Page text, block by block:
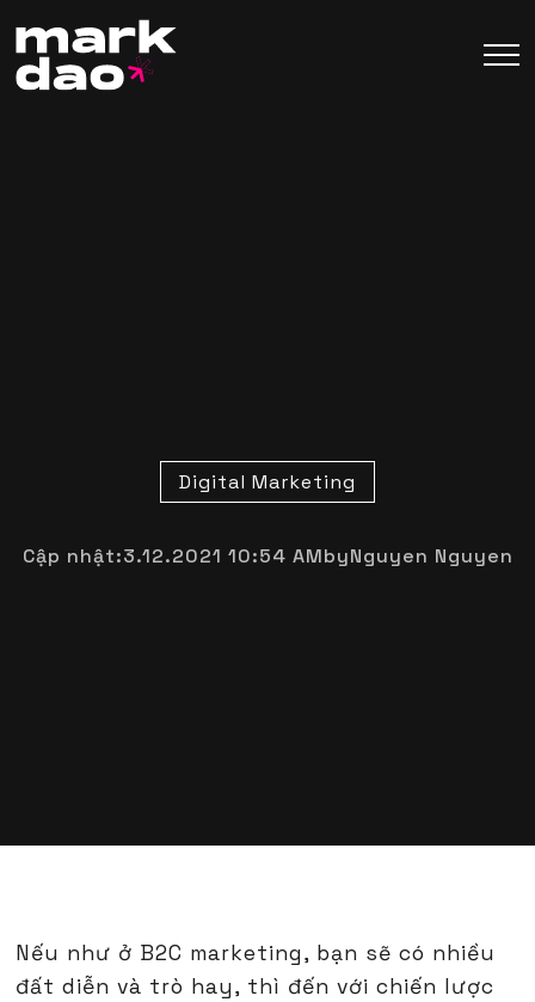
Digital Marketing
Cập nhật:3.12.2021 10:54 AMbyNguyen Nguyen
Nếu như ở B2C marketing, bạn sẽ có nhiều
đất diễn và trò hay, thì đến với chiến lược